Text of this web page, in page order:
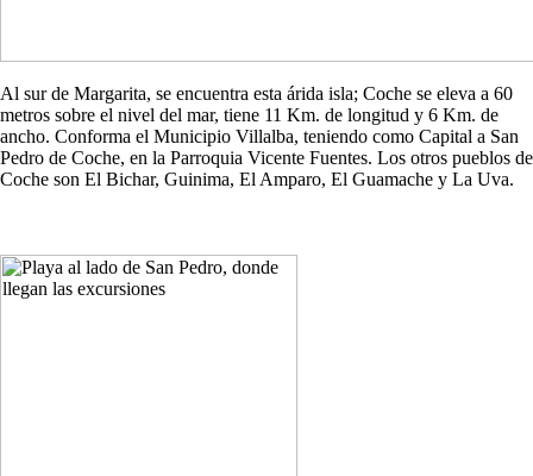
Al sur de Margarita, se encuentra esta árida isla; Coche se eleva a 60
metros sobre el nivel del mar, tiene 11 Km. de longitud y 6 Km. de
ancho. Conforma el Municipio Villalba, teniendo como Capital a San
Pedro de Coche, en la Parroquia Vicente Fuentes. Los otros pueblos de
Coche son El Bichar, Guinima, El Amparo, El Guamache y La Uva.